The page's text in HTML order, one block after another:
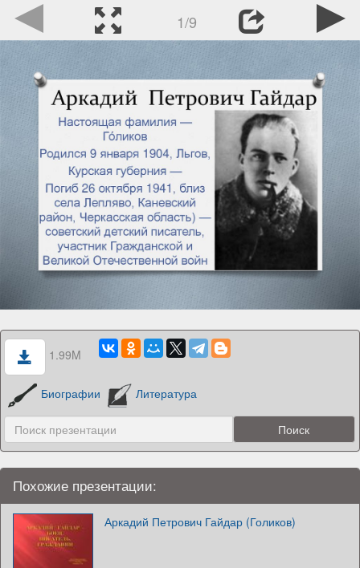
1/9
1.99M
Биографии Литература
Похожие презентации:
Аркадий Петрович Гайдар (Голиков)